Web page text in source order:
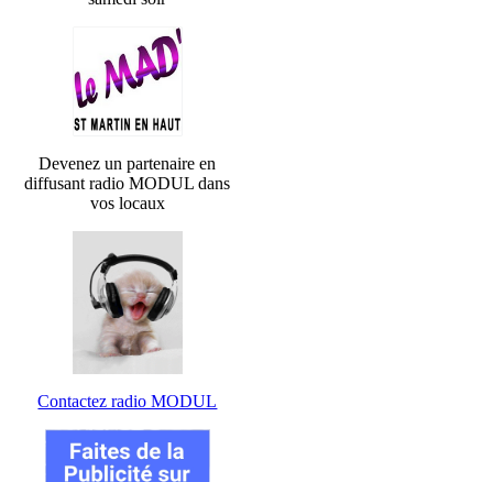
Devenez un partenaire en
diffusant radio MODUL dans
vos locaux
Contactez radio MODUL